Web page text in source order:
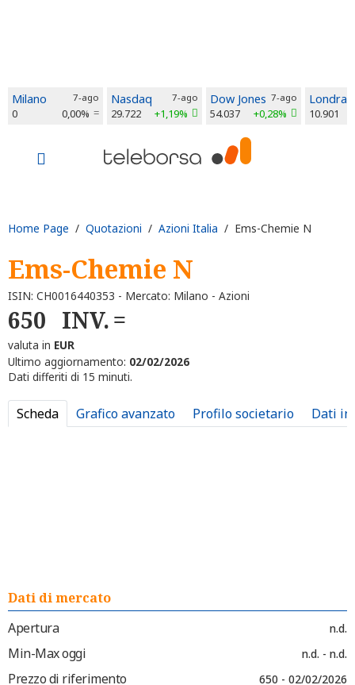
Milano 7-ago
0 0,00%
Nasdaq 7-ago
29.722 +1,19%
Dow Jones 7-ago
54.037 +0,28%
Londra
10.901
Home Page / Quotazioni / Azioni Italia / Ems-Chemie N
Ems-Chemie N
ISIN: CH0016440353 - Mercato: Milano - Azioni
650 INV.
valuta in EUR
Ultimo aggiornamento: 02/02/2026
Dati differiti di 15 minuti.
Scheda Grafico avanzato Profilo societario Dati
Dati di mercato
Apertura
n.d.
Min-Max oggi n.d. - n.d.
Prezzo di riferimento 650 - 02/02/2026